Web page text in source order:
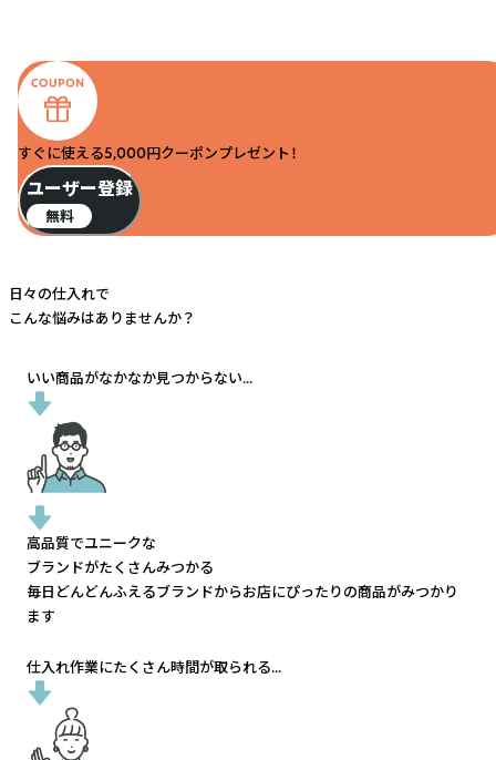
すぐに使える5,000円クーポンプレゼント！
ユーザー登録
無料
日々の仕入れで
こんな悩みはありませんか？
いい商品がなかなか見つからない...
高品質でユニークな
ブランドがたくさんみつかる
毎日どんどんふえるブランドからお店にぴったりの商品がみつかり
ます
仕入れ作業にたくさん時間が取られる...